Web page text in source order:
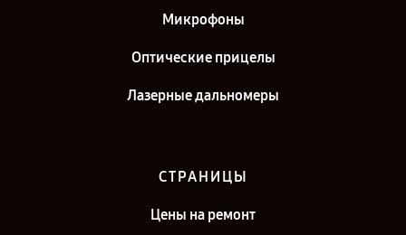
Микрофоны
Оптические прицелы
Лазерные дальномеры
СТРАНИЦЫ
Цены на ремонт